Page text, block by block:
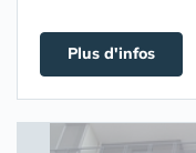
Plus d'infos